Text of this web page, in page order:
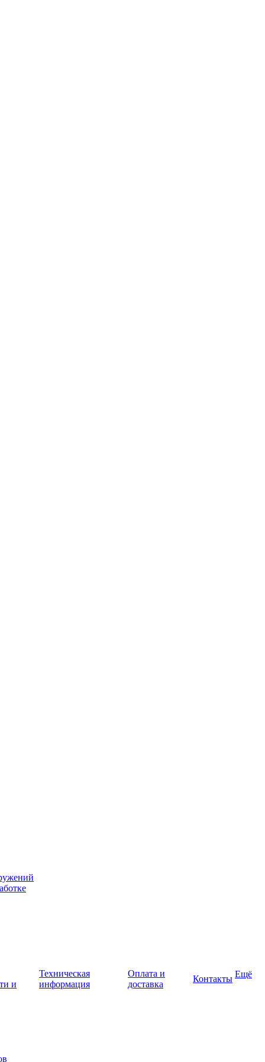
и
Техническая
информация
Оплата и
доставка
Контакты Ещё